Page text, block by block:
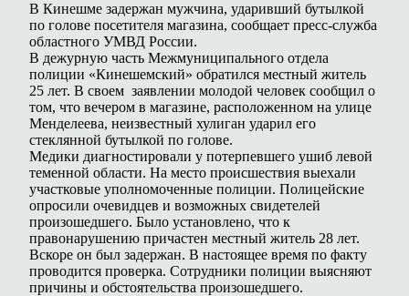
В Кинешме задержан мужчина, ударивший бутылкой
по голове посетителя магазина, сообщает пресс-служба
областного УМВД России.
В дежурную часть Межмуниципального отдела
полиции «Кинешемский» обратился местный житель
25 лет. В своем заявлении молодой человек сообщил о
том, что вечером в магазине, расположенном на улице
Менделеева, неизвестный хулиган ударил его
стеклянной бутылкой по голове.
Медики диагностировали у потерпевшего ушиб левой
теменной области. На место происшествия выехали
участковые уполномоченные полиции. Полицейские
опросили очевидцев и возможных свидетелей
произошедшего. Было установлено, что к
правонарушению причастен местный житель 28 лет.
Вскоре он был задержан. В настоящее время по факту
проводится проверка. Сотрудники полиции выясняют
причины и обстоятельства произошедшего.